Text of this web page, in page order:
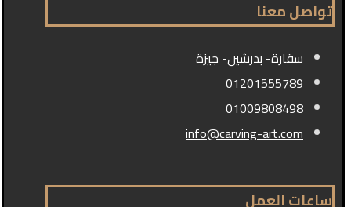
تواصل معنا
سقارة- بدرشين- جيزة
01201555789
01009808498
info@carving-art.com
ساعات العمل